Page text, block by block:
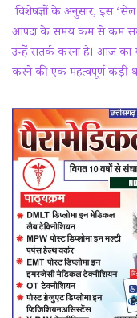
विशेषज्ञों के अनुसार, इस ‘सेल
आपदा के समय कम से कम
उन्हें सतर्क करना है। आज का
करने की एक महत्वपूर्ण कड़ी